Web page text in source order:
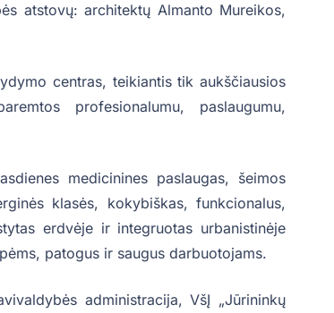
atstovų: architektų Almanto Mureikos,
centras, teikiantis tik aukščiausios
profesionalumu, paslaugumu,
medicinines paslaugas, šeimos
klasės, kokybiškas, funkcionalus,
erdvėje ir integruotas urbanistinėje
patogus ir saugus darbuotojams.
administracija, VšĮ „Jūrininkų